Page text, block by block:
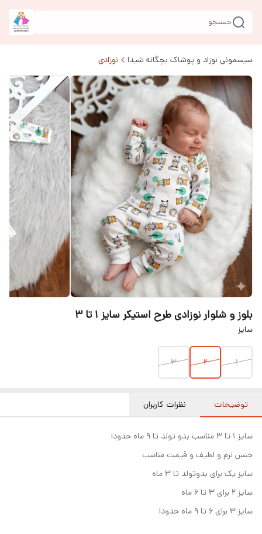
جستجو
سیسمونی نوزاد و پوشاک بچگانه شیدا نوزادی
بلوز و شلوار نوزادی طرح استیکر سایز ۱ تا ۳
سایز
۱ ۲ ۳
توضیحات نظرات کاربران
سایز ۱ تا ۳ مناسب بدو تولد تا ۹ ماه حدودا
جنس نرم و لطیف و قیمت مناسب
سایز یک برای بدوتولد تا ۳ ماه
سایز ۲ برای ۳ تا ۶ ماه
سایز ۳ برای ۶ تا ۹ ماه حدودا